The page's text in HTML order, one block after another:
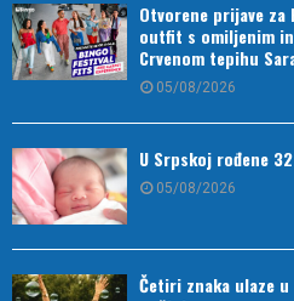
Otvorene prijave
outfit s omiljenim
Crvenom tepihu
05/08/2026
U Srpskoj rođene
05/08/2026
Četiri znaka ulaze